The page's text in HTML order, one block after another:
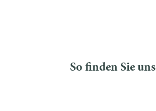
So finden Sie uns